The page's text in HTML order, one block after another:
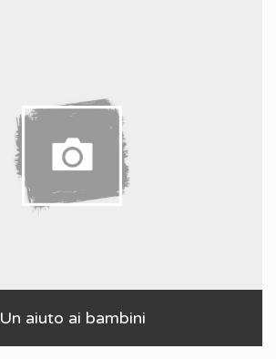
Un aiuto ai bambini